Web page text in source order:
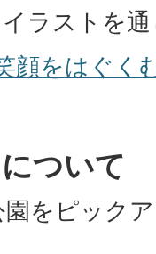
ラストを
顔をはぐく
ついて
をピック